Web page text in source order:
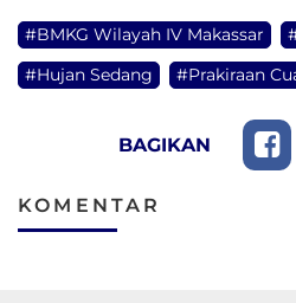
#BMKG Wilayah IV Makassar
#Hujan Sedang
#Prakiraan
BAGIKAN
KOMENTAR